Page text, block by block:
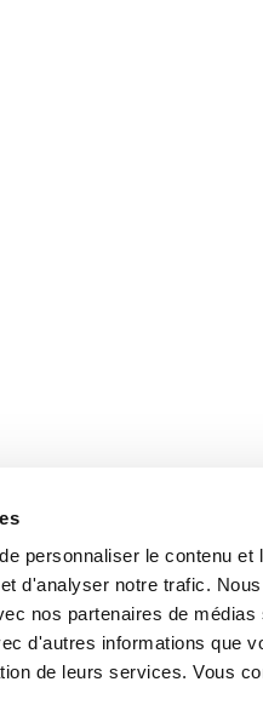
personnaliser le contenu
d'analyser notre trafic.
nos partenaires de
d'autres informations que
de leurs services. Vous